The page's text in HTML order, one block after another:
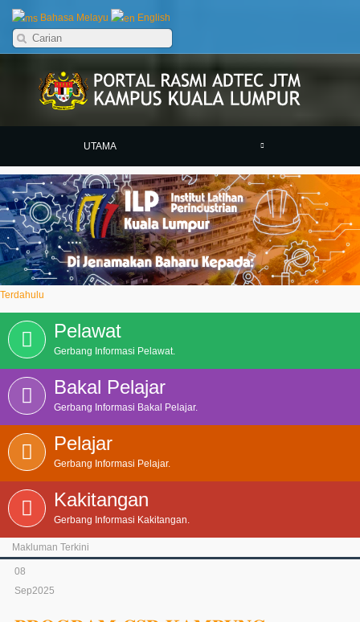
Bahasa Melayu English
UTAMA
Terdahulu
Previous
Next
Pelawat
Gerbang Informasi Pelawat.
Bakal Pelajar
Gerbang Informasi Bakal Pelajar.
Pelajar
Gerbang Informasi Pelajar.
Kakitangan
Gerbang Informasi Kakitangan.
Makluman Terkini